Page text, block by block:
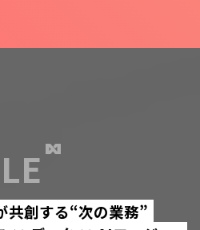
共創する“次の業務”